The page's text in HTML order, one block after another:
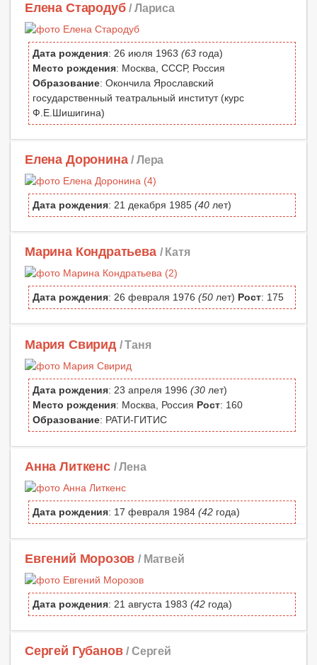
Елена Стародуб / Лариса
Дата рождения: 26 июля 1963 (63 года)
Место рождения: Москва, СССР, Россия
Образование: Окончила Ярославский
государственный театральный институт (курс
Ф.Е.Шишигина)
Елена Доронина / Лера
Дата рождения: 21 декабря 1985 (40 лет)
Марина Кондратьева / Катя
Дата рождения: 26 февраля 1976 (50 лет) Рост: 175
Мария Свирид / Таня
Дата рождения: 23 апреля 1996 (30 лет)
Место рождения: Москва, Россия Рост: 160
Образование: РАТИ-ГИТИС
Анна Литкенс / Лена
Дата рождения: 17 февраля 1984 (42 года)
Евгений Морозов / Матвей
Дата рождения: 21 августа 1983 (42 года)
Сергей Губанов / Сергей